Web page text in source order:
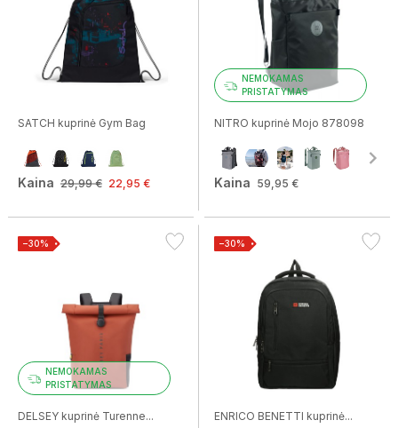
SATCH kuprinė Gym Bag
Kaina 29,99 € 22,95 €
NEMOKAMAS
PRISTATYMAS
NITRO kuprinė Mojo 878098
Kaina 59,95 €
−30%
NEMOKAMAS
PRISTATYMAS
DELSEY kuprinė Turenne...
−30%
ENRICO BENETTI kuprinė...